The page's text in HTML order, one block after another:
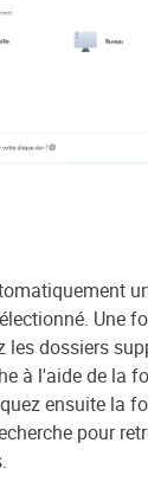
Une
les dossiers
à l'aide de la
ensuite la
pour